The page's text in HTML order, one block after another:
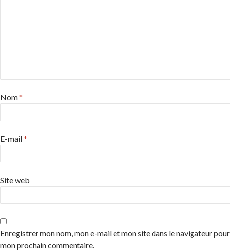
Nom*
E-mail*
Site web
Enregistrer mon nom, mon e-mail et mon site dans le navigateur pour
mon prochain commentaire.